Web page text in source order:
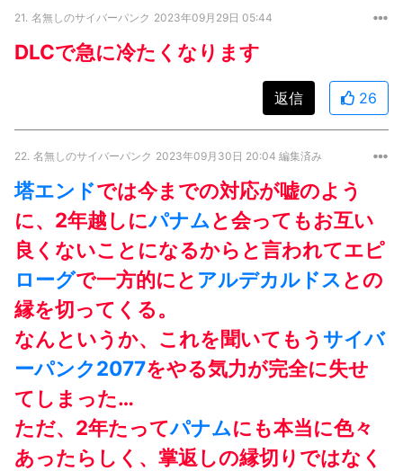
21. 名無しのサイバーパンク 2023年09月29日 05:44
DLCで急に冷たくなります
返信 26
22. 名無しのサイバーパンク 2023年09月30日 20:04 編集済み
塔エンドでは今までの対応が嘘のよう
に、2年越しにパナムと会ってもお互い
良くないことになるからと言われてエピ
ローグで一方的にと アルデカルドス との
縁を切ってくる。
なんというか、これを聞いてもう サイバ
ーパンク2077をやる気力が完全に失せ
てしまった…
ただ、2年たってパナムにも本当に色々
あったらしく、掌返しの縁切りではなく